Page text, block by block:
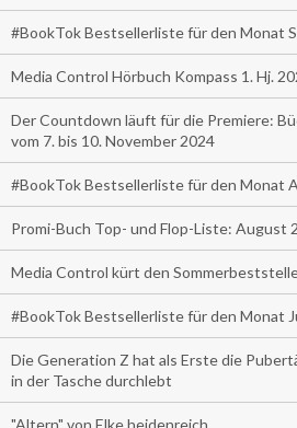
#BookTok Bestsellerliste für den Monat
Media Control Hörbuch Kompass 1. Hj.
Der Countdown läuft für die Premiere:
vom 7. bis 10. November 2024
#BookTok Bestsellerliste für den Monat
Promi-Buch Top- und Flop-Liste: August
Media Control kürt den
#BookTok Bestsellerliste für den Monat
Die Generation Z hat als Erste die
in der Tasche durchlebt
"Altern" von Elke heidenreich